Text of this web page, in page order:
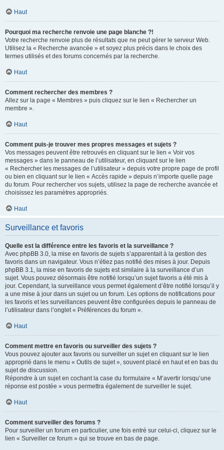
Haut
Pourquoi ma recherche renvoie une page blanche ?!
Votre recherche renvoie plus de résultats que ne peut gérer le serveur Web.
Utilisez la « Recherche avancée » et soyez plus précis dans le choix des
termes utilisés et des forums concernés par la recherche.
Haut
Comment rechercher des membres ?
Allez sur la page « Membres » puis cliquez sur le lien « Rechercher un
membre ».
Haut
Comment puis-je trouver mes propres messages et sujets ?
Vos messages peuvent être retrouvés en cliquant sur le lien « Voir vos
messages » dans le panneau de l’utilisateur, en cliquant sur le lien
« Rechercher les messages de l’utilisateur » depuis votre propre page de profil
ou bien en cliquant sur le lien « Accès rapide » depuis n’importe quelle page
du forum. Pour rechercher vos sujets, utilisez la page de recherche avancée et
choisissez les paramètres appropriés.
Haut
Surveillance et favoris
Quelle est la différence entre les favoris et la surveillance ?
Avec phpBB 3.0, la mise en favoris de sujets s’apparentait à la gestion des
favoris dans un navigateur. Vous n’étiez pas notifié des mises à jour. Depuis
phpBB 3.1, la mise en favoris de sujets est similaire à la surveillance d’un
sujet. Vous pouvez désormais être notifié lorsqu’un sujet favoris a été mis à
jour. Cependant, la surveillance vous permet également d’être notifié lorsqu’il y
a une mise à jour dans un sujet ou un forum. Les options de notifications pour
les favoris et les surveillances peuvent être configurées depuis le panneau de
l’utilisateur dans l’onglet « Préférences du forum ».
Haut
Comment mettre en favoris ou surveiller des sujets ?
Vous pouvez ajouter aux favoris ou surveiller un sujet en cliquant sur le lien
approprié dans le menu « Outils de sujet », souvent placé en haut et en bas du
sujet de discussion.
Répondre à un sujet en cochant la case du formulaire « M’avertir lorsqu’une
réponse est postée » vous permettra également de surveiller le sujet.
Haut
Comment surveiller des forums ?
Pour surveiller un forum en particulier, une fois entré sur celui-ci, cliquez sur le
lien « Surveiller ce forum » qui se trouve en bas de page.